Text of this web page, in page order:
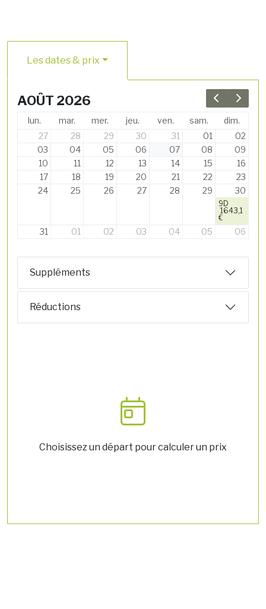
Les dates & prix
Previous
Next
AOÛT 2026
lun. mar. mer. jeu. ven. sam.
dim.
27
28 29 30 31 01
02
03
04 05 06 07 08
09
10
11 12 13 14 15
16
17
18 19 20 21 22
23
24
25 26 27 28 29 30
9D
1643,1
€
31 01 02 03 04 05 06
Suppléments
Réductions
Choisissez un départ pour calculer un prix